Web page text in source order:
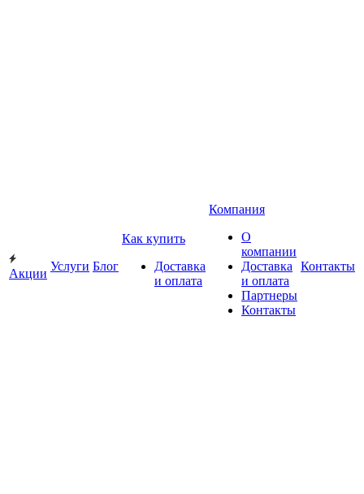
Акции
Услуги Блог
Как купить
Доставка
и оплата
Компания
О
компании
Доставка
и оплата
Партнеры
Контакты
Контакты